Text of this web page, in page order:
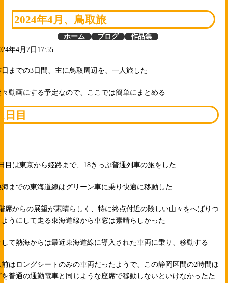
2024年4月、鳥取旅
ホーム ブログ
作品集
年4月7日17:55
日までの3日間、主に鳥取周辺を、一人旅した
々動画にする予定なので、ここでは簡単にまとめる
1日目
目は東京から姫路まで、18きっぷ普通列車の旅をした
海までの東海道線はグリーン車に乗り快適に移動した
席からの展望が素晴らしく、特に終点付近の険しい山々をへばりつ
ようにして走る東海道線から車窓は素晴らしかった
して熱海からは最近東海道線に導入された車両に乗り、移動する
前はロングシートのみの車両だったようで、この静岡区間の2時間ほ
を普通の通勤電車と同じような座席で移動しないといけなかったた